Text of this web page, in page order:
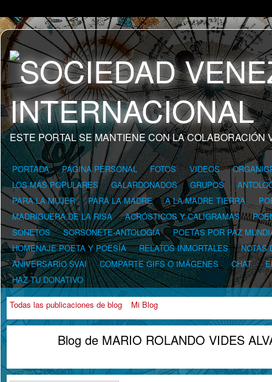
ESTE PORTAL SE MANTIENE CON LA COLABORACIÓN
PORTADA PÁGINA PERSONAL FOTOS VIDEOS
LOS MÁS POPULARES
GALARDONADOS GRUPOS
PARA LA MUJER
PARA LA MADRE A LA MADRE TIERRA
MADRIGUERA DE LA RISA
ACRÓSTICOS Y CALIGRAMAS
SONETOS
SORSONETE-ANTOLOGÍA
POETAS POR PAZ
HOMENAJE POETA Y POESÍA
RELATOS INMORTALES
NOTAS
ANIVERSARIO SVAI
COMPARTE GIFS O IMÁGENES CHAT
HAZ TU DONATIVO
Todas las publicaciones de blog Mi Blog
Blog de MARIO ROLANDO VIDES